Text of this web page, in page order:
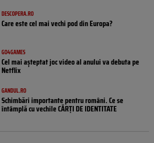
DESCOPERA.RO
Care este cel mai vechi pod din Europa?
GO4GAMES
Cel mai așteptat joc video al anului va debuta pe
Netflix
GANDUL.RO
Schimbări importante pentru români. Ce se
întâmplă cu vechile CĂRȚI DE IDENTITATE